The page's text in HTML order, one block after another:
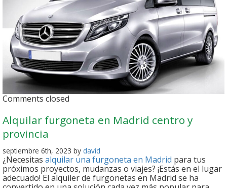
Comments closed
Alquilar furgoneta en Madrid centro y
provincia
septiembre 6th, 2023 by david
¿Necesitas alquilar una furgoneta en Madrid para tus
próximos proyectos, mudanzas o viajes? ¡Estás en el lugar
adecuado! El alquiler de furgonetas en Madrid se ha